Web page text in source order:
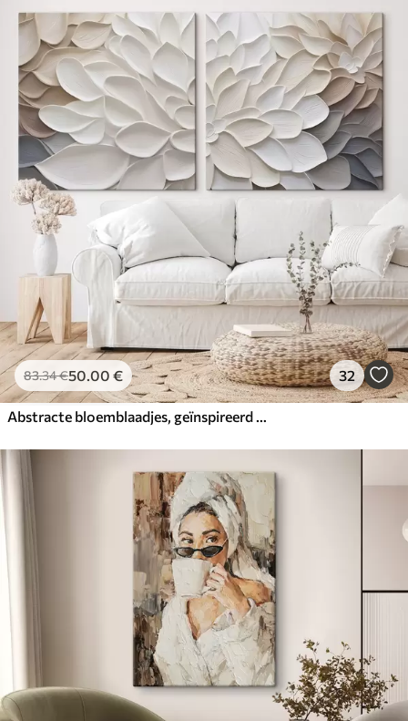
83.34€50.00 € 32
Abstracte bloemblaadjes, geïnspireerd op de schilderkunst